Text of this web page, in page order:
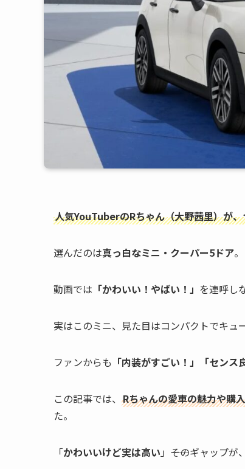
人気YouTuberのRちゃん（大野茜里）が
選んだのは真っ白なミニ・クーパー5ドア。
動画では 「かわいい！やばい！」 を連呼し
実はこのミニ、見た目はコンパクトでキュ
ファンからも 「内装がすごい！」「センス
この記事では、 Rちゃんの愛車の魅力や購
た。
「かわいいけど実は高い 」――そのギャップ